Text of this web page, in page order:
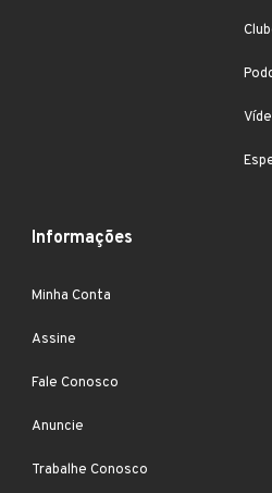
Informações
Minha Conta
Assine
Fale Conosco
Anuncie
Trabalhe Conosco